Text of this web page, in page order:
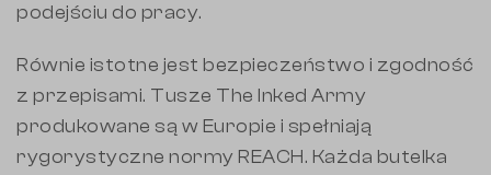
podejściu do pracy.
Równie istotne jest bezpieczeństwo i zgodność
z przepisami. Tusze The Inked Army
produkowane są w Europie i spełniają
rygorystyczne normy REACH. Każda butelka